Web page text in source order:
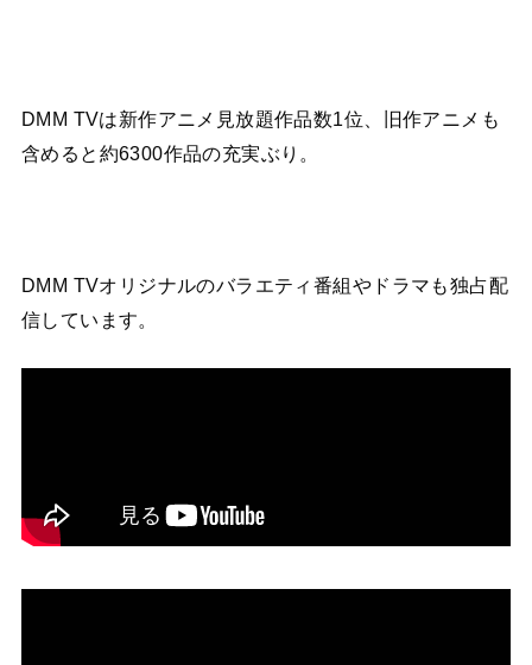
DMM TVは新作アニメ見放題作品数1位、旧作アニメも
含めると約6300作品の充実ぶり。
DMM TVオリジナルのバラエティ番組やドラマも独占配
信しています。